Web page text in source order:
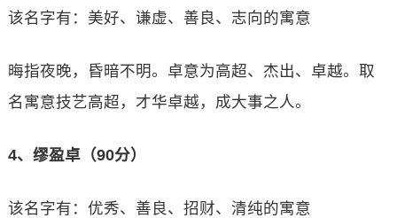
该名字有：美好、谦虚、善良、志向的寓意
晦指夜晚，昏暗不明。卓意为高超、杰出、卓越。取
名寓意技艺高超，才华卓越，成大事之人。
4、缪盈卓（90分）
该名字有：优秀、善良、招财、清纯的寓意